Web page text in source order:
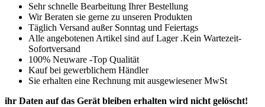
Sehr schnelle Bearbeitung Ihrer Bestellung
Wir Beraten sie gerne zu unseren Produkten
Täglich Versand außer Sonntag und Feiertags
Alle angebotenen Artikel sind auf Lager .Kein Wartezeit-
Sofortversand
100% Neuware -Top Qualität
Kauf bei gewerblichem Händler
Sie erhalten eine Rechnung mit ausgewiesener MwSt
ihr Daten auf das Gerät bleiben erhalten wird nicht gelöscht!